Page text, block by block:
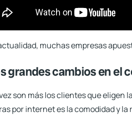
muchas empresas
grandes cambios en el
son más los clientes que eligen
por internet es la comodidad y la